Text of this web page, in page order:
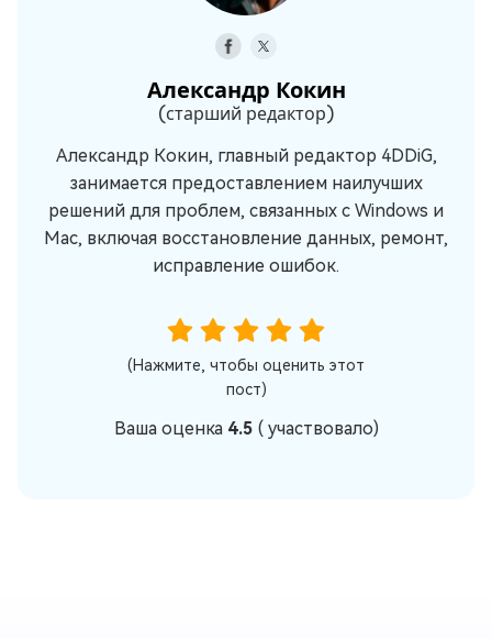
Александр Кокин
(старший редактор)
Александр Кокин, главный редактор 4DDiG,
занимается предоставлением наилучших
решений для проблем, связанных с Windows и
Mac, включая восстановление данных, ремонт,
исправление ошибок.
(Нажмите, чтобы оценить этот
пост)
Ваша оценка 4.5 (участвовало)